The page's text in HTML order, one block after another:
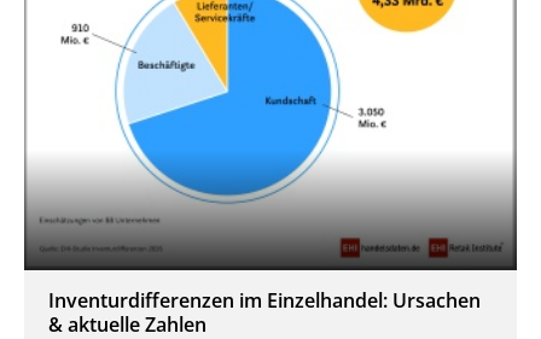
Inventurdifferenzen im Einzelhandel: Ursachen
& aktuelle Zahlen